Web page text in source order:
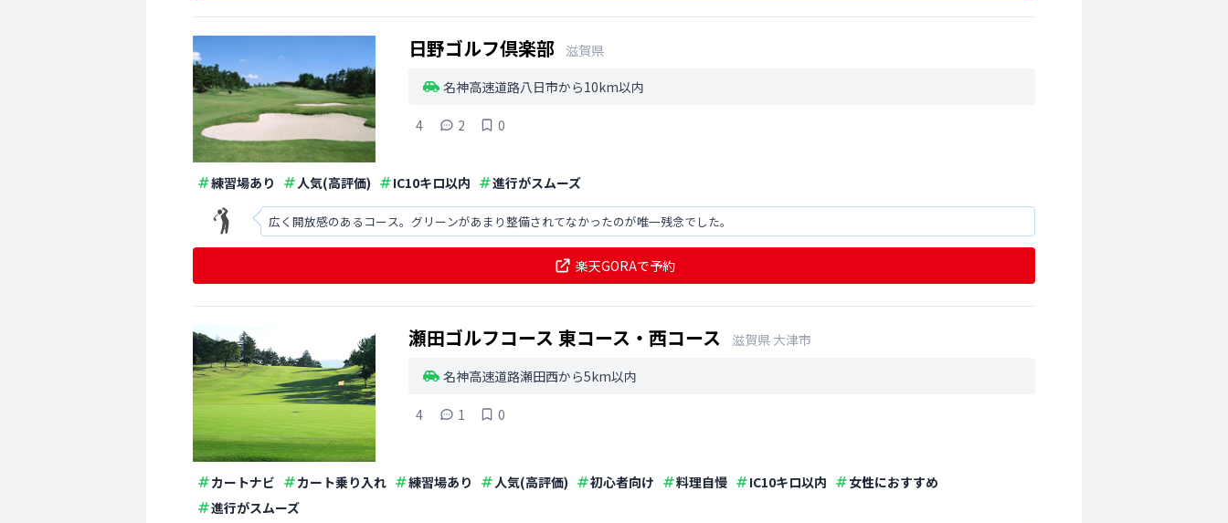
日野ゴルフ倶楽部
滋賀県
名神高速道路八日市から10km以内
4 2 0
練習場あり 人気(高評価) IC10キロ以内 進行がスムーズ
広く開放感のあるコース。グリーンがあまり整備されてなかったのが唯一残念でした。
楽天GORAで予約
瀬田ゴルフコース 東コース・西コース 滋賀県 大津市
名神高速道路瀬田西から5km以内
4 1 0
カートナビ カート乗り入れ 練習場あり 人気(高評価) 初心者向け 料理自慢 IC10キロ以内
女性におすすめ
進行がスムーズ